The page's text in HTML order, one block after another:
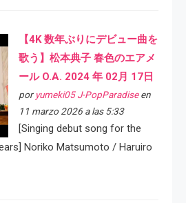
【4K 数年ぶりにデビュー曲を
歌う】松本典子 春色のエアメ
ール O.A. 2024 年 02月 17日
por yumeki05 J-PopParadiseen
11 marzo 2026 a las 5:33
[Singing debut song for the
Noriko Matsumoto / Haruiro